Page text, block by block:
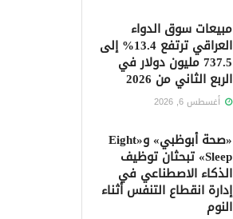
مبيعات سوق الدواء
العراقي ترتفع 13.4% إلى
737.5 مليون دولار في
الربع الثاني من 2026
أغسطس 6, 2026
«صحة أبوظبي» و«Eight
Sleep» تبحثان توظيف
الذكاء الاصطناعي في
إدارة انقطاع التنفس أثناء
النوم